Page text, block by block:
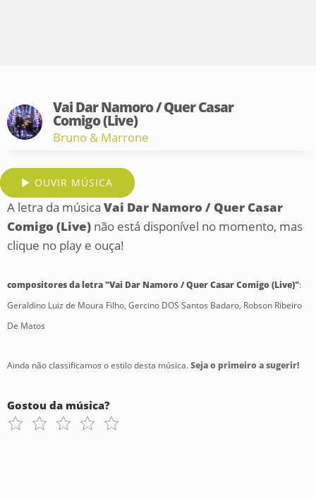
Vai Dar Namoro / Quer Casar
Comigo (Live)
Bruno & Marrone
OUVIR MÚSICA
A letra da música Vai Dar Namoro / Quer Casar
Comigo (Live) não está disponível no momento, mas
clique no play e ouça!
compositores da letra "Vai Dar Namoro / Quer Casar Comigo (Live)":
Geraldino Luiz de Moura Filho, Gercino DOS Santos Badaro, Robson Ribeiro
De Matos
Ainda não classificamos o estilo desta música.Seja o primeiro a sugerir!
Gostou da música?